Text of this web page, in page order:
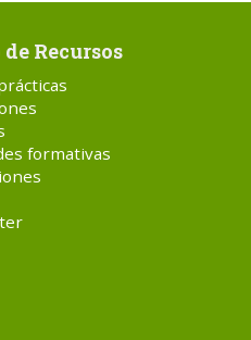
Recursos
formativas